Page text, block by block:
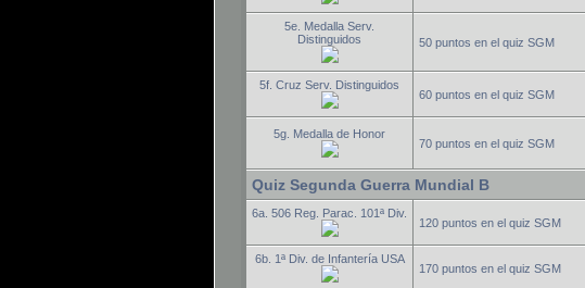
5e. Medalla Serv.
Distinguidos
50 puntos en el quiz SGM
5f. Cruz Serv. Distinguidos
60 puntos en el quiz SGM
5g. Medalla de Honor
70 puntos en el quiz SGM
Quiz Segunda Guerra Mundial B
6a. 506 Reg. Parac. 101ª Div.
120 puntos en el quiz SGM
6b. 1ª Div. de Infantería USA
170 puntos en el quiz SGM